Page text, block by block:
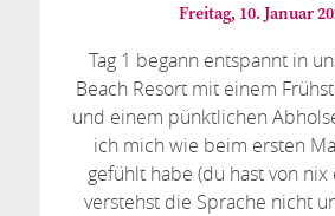
Freitag, 10. Januar
Tag 1 begann entspannt in
Beach Resort mit einem
und einem pünktlichen
ich mich wie beim ersten
gefühlt habe (du hast von nix
verstehst die Sprache nicht